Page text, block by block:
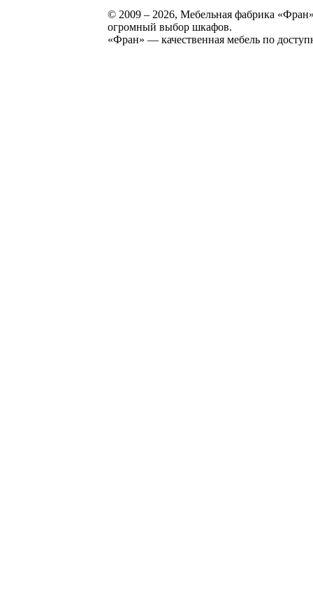
© 2009 – 2026, Мебельная фабрика
огромный выбор шкафов.
«Фран» — качественная мебель по